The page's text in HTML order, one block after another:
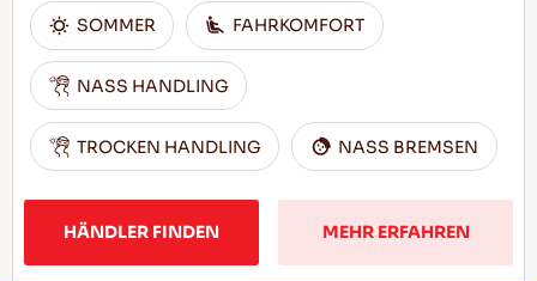
SOMMER FAHRKOMFORT
NASS HANDLING
TROCKEN HANDLING NASS BREMSEN
HÄNDLER FINDEN MEHR ERFAHREN